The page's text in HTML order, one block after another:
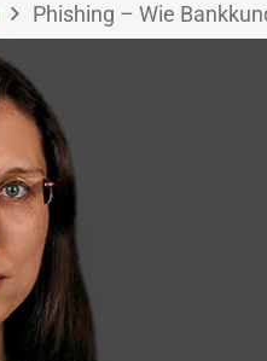
Phishing – Wie